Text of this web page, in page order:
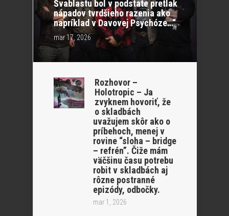
Švablastu bol v podstate pretlak
nápadov tvrdšieho razenia ako
napríklad v Davovej Psychóze…“
mar 17, 2026
Rozhovor –
Holotropic – Ja
zvyknem hovoriť, že
o skladbách
uvažujem skôr ako o
príbehoch, menej v
rovine “sloha – bridge
– refrén”. Čiže mám
väčšinu času potrebu
robit v skladbách aj
rôzne postranné
epizódy, odbočky.
mar 1, 2026